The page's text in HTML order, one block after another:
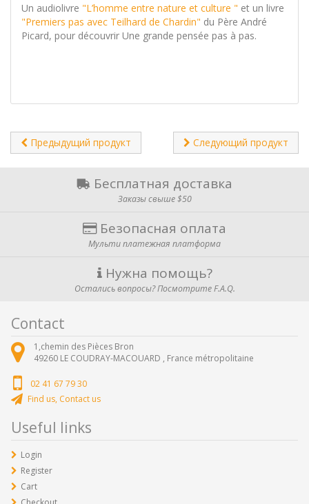
Un audiolivre "L’homme entre nature et culture " et un livre
"Premiers pas avec Teilhard de Chardin" du Père André
Picard, pour découvrir Une grande pensée pas à pas.
Предыдущий продукт Следующий продукт
Бесплатная доставка
Заказы свыше $50
Безопасная оплата
Мульти платежная платформа
Нужна помощь?
Остались вопросы? Посмотрите F.A.Q.
Contact
1,chemin des Pièces Bron
49260 LE COUDRAY-MACOUARD , France métropolitaine
02 41 67 79 30
Find us, Contact us
Useful links
Login
Register
Cart